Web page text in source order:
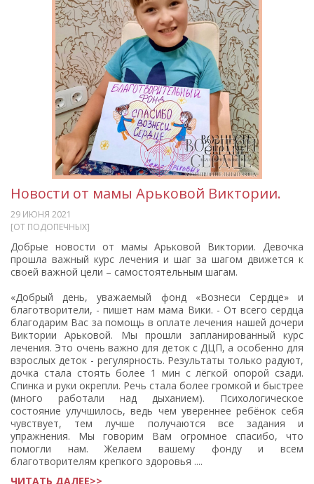
Новости от мамы Арьковой Виктории.
29 ИЮНЯ 2021
[ОТ ПОДОПЕЧНЫХ]
Добрые новости от мамы Арьковой Виктории. Девочка
прошла важный курс лечения и шаг за шагом движется к
своей важной цели – самостоятельным шагам.
«Добрый день, уважаемый фонд «Вознеси Сердце» и
благотворители, - пишет нам мама Вики. - От всего сердца
благодарим Вас за помощь в оплате лечения нашей дочери
Виктории Арьковой. Мы прошли запланированный курс
лечения. Это очень важно для деток с ДЦП, а особенно для
взрослых деток - регулярность. Результаты только радуют,
дочка стала стоять более 1 мин с лёгкой опорой сзади.
Спинка и руки окрепли. Речь стала более громкой и быстрее
(много работали над дыханием). Психологическое
состояние улучшилось, ведь чем увереннее ребёнок себя
чувствует, тем лучше получаются все задания и
упражнения. Мы говорим Вам огромное спасибо, что
помогли нам. Желаем вашему фонду и всем
благотворителям крепкого здоровья ....
ЧИТАТЬ ДАЛЕЕ>>